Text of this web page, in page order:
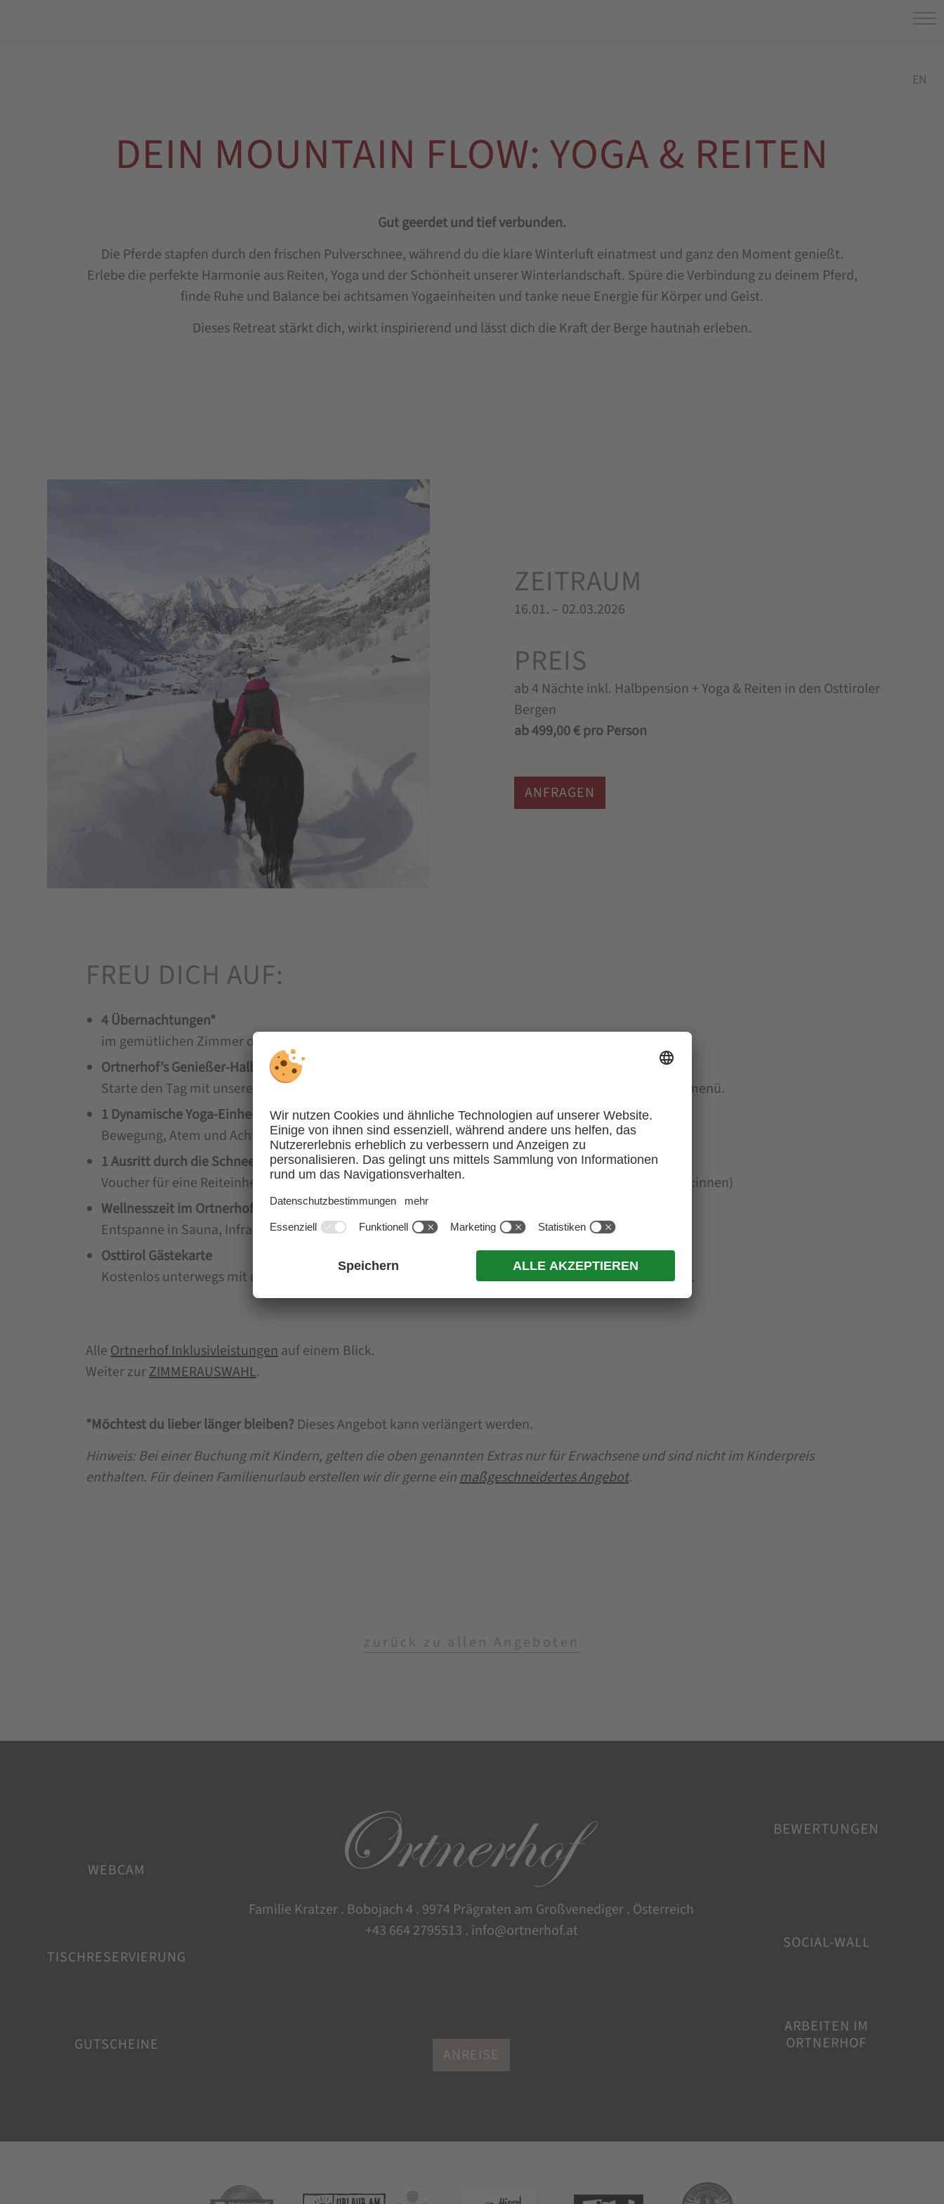
EN
DEIN MOUNTAIN FLOW: YOGA & REITEN
Gut geerdet und tief verbunden.
Die Pferde stapfen durch den frischen Pulverschnee, während du die klare Winterluft einatmest und ganz den Moment genießt.
Erlebe die perfekte Harmonie aus Reiten, Yoga und der Schönheit unserer Winterlandschaft. Spüre die Verbindung zu deinem Pferd,
finde Ruhe und Balance bei achtsamen Yogaeinheiten und tanke neue Energie für Körper und Geist.
Dieses Retreat stärkt dich, wirkt inspirierend und lässt dich die Kraft der Berge hautnah erleben.
ZEITRAUM
16.01. – 02.03.2026
PREIS
ab 4 Nächte inkl. Halbpension + Yoga & Reiten in den Osttiroler
Bergen
ab 499,00 € pro Person
ANFRAGEN
FREU DICH AUF:
4 Übernachtungen*
im gemütlichen Zimmer oder Apartment deiner Wahl.
Ortnerhof’s Genießer-Halbpension
Starte den Tag mit unserem regionalen Frühstücksbuffet und genieße abends ein 4-Gänge-Genießermenü.
1 Dynamische Yoga-Einheit
am Morgen
Bewegung, Atem und Achtsamkeit – für einen kraftvollen und klaren Start in den Tag.
1 Ausritt durch die Schneelandschaft
Voucher für eine Reiteinheit – erlebe die Winterwelt auf dem Rücken eines Pferdes. (für geübte Reiter:innen)
Wellnesszeit im Ortnerhof
Entspanne in Sauna, Infrarotkabine oder auf den Wärmeliegen – Bademantel inklusive.
Osttirol Gästekarte
Kostenlos unterwegs mit dem Ski- & Wanderbus – die Haltestelle findest du direkt vor dem Ortnerhof.
AlleOrtnerhof Inklusivleistungenauf einem Blick.
Weiter zurZIMMERAUSWAHL.
*Möchtest du lieber länger bleiben? Dieses Angebot kann verlängert werden.
Hinweis: Bei einer Buchung mit Kindern, gelten die oben genannten Extras nur für Erwachsene und sind nicht im Kinderpreis
enthalten. Für deinen Familienurlaub erstellen wir dir gerne einmaßgeschneidertes Angebot.
zurück zu allen Angeboten
Familie Kratzer . Bobojach 4 . 9974 Prägraten am Großvenediger . Österreich
+43 664 2795513 . info@ortnerhof.at
ANREISE
BEWERTUNGEN
SOCIAL-WALL
ARBEITEN IM
ORTNERHOF
WEBCAM
TISCHRESERVIERUNG
GUTSCHEINE